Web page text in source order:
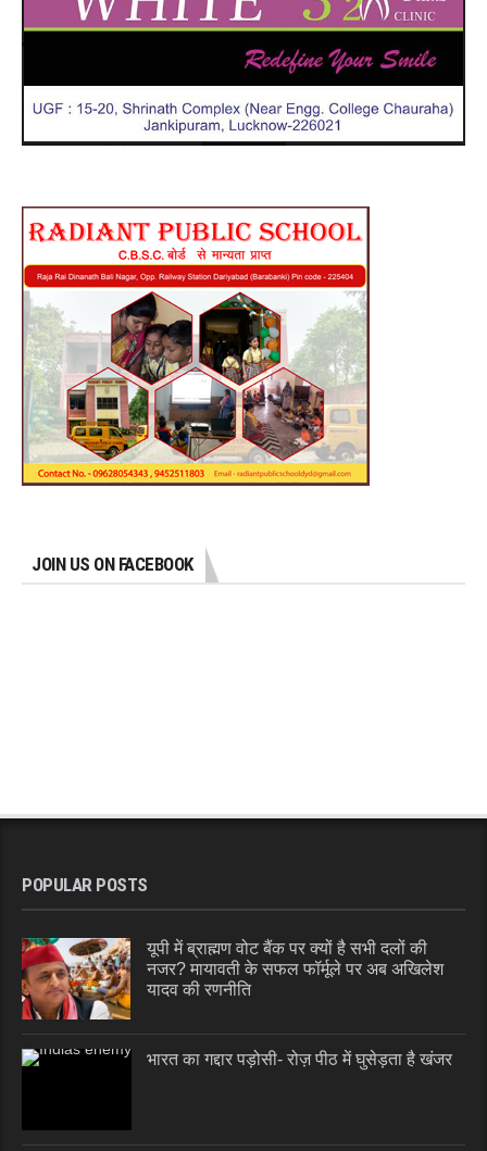
JOIN US ON FACEBOOK
POPULAR POSTS
यूपी में ब्राह्मण वोट बैंक पर क्यों है सभी दलों की
नजर? मायावती के सफल फॉर्मूले पर अब अखिलेश
यादव की रणनीति
भारत का गद्दार पड़ोसी- रोज़ पीठ में घुसेड़ता है खंजर